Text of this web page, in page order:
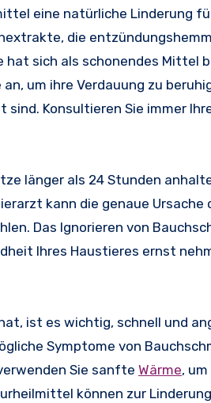
eine natürliche Linderung
die
sich als schonendes Mittel
um ihre Verdauung zu
Konsultieren Sie immer
länger als 24 Stunden
kann die genaue
Das Ignorieren von
Ihres Haustieres ernst
ist es wichtig, schnell und
Symptome von
Sie sanfte Wärme,
können zur